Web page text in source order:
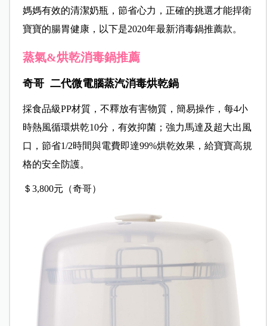
媽媽有效的清潔奶瓶，節省心力，正確的挑選才能捍衛
寶寶的腸胃健康，以下是2020年最新消毒鍋推薦款。
蒸氣&烘乾消毒鍋推薦
奇哥 二代微電腦蒸汽消毒烘乾鍋
採食品級PP材質，不釋放有害物質，簡易操作，每4小
時熱風循環烘乾10分，有效抑菌；強力馬達及超大出風
口，節省1/2時間與電費即達99%烘乾效果，給寶寶高規
格的安全防護。
＄3,800元（奇哥）